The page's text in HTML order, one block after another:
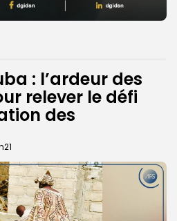
: l’ardeur des
relever le défi
des